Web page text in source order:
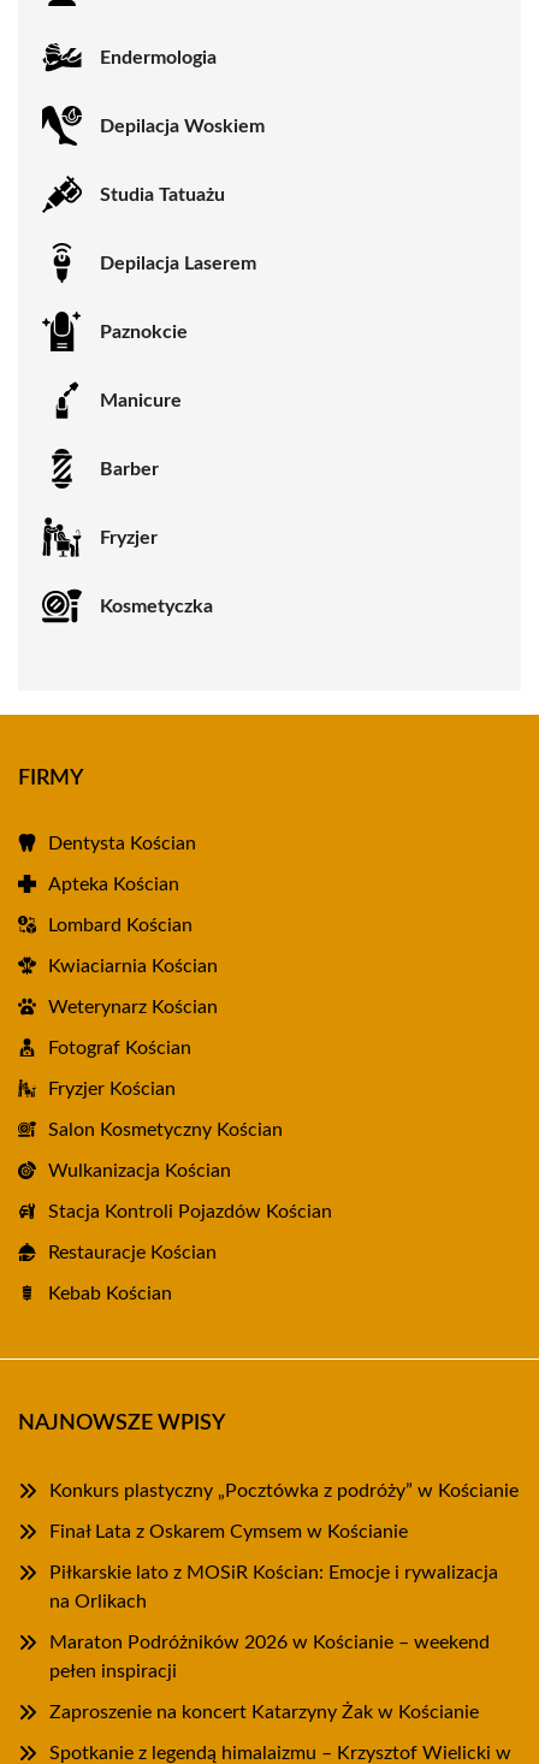
Endermologia
Depilacja Woskiem
Studia Tatuażu
Depilacja Laserem
Paznokcie
Manicure
Barber
Fryzjer
Kosmetyczka
FIRMY
Dentysta Kościan
Apteka Kościan
Lombard Kościan
Kwiaciarnia Kościan
Weterynarz Kościan
Fotograf Kościan
Fryzjer Kościan
Salon Kosmetyczny Kościan
Wulkanizacja Kościan
Stacja Kontroli Pojazdów Kościan
Restauracje Kościan
Kebab Kościan
NAJNOWSZE WPISY
Konkurs plastyczny „Pocztówka z podróży” w Kościanie
Finał Lata z Oskarem Cymsem w Kościanie
Piłkarskie lato z MOSiR Kościan: Emocje i rywalizacja
na Orlikach
Maraton Podróżników 2026 w Kościanie – weekend
pełen inspiracji
Zaproszenie na koncert Katarzyny Żak w Kościanie
Spotkanie z legendą himalaizmu – Krzysztof Wielicki w